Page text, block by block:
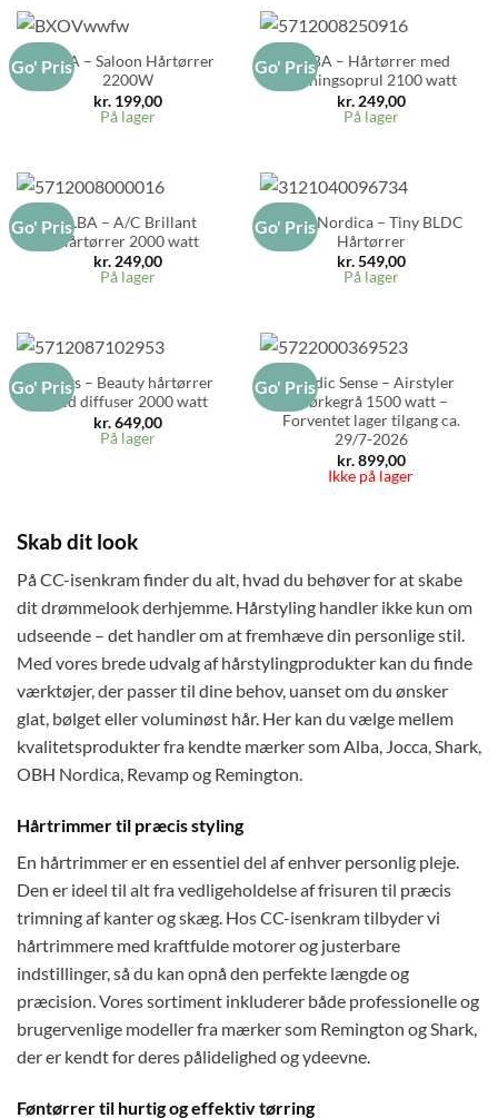
Go' PrisALBA – Saloon Hårtørrer
2200W
kr.199,00
På lager
Go' PrisALBA – Hårtørrer med
Ledningsoprul 2100 watt
kr.249,00
På lager
Go' PrisALBA – A/C Brillant
Hårtørrer 2000 watt
kr.249,00
På lager
Go' Pris
OBH Nordica – Tiny BLDC
Hårtørrer
kr.549,00
På lager
Go' PrisHâws – Beauty hårtørrer
med diffuser 2000 watt
kr.649,00
På lager
Go' PrisNordic Sense – Airstyler
Mørkegrå 1500 watt –
Forventet lager tilgang ca.
29/7-2026
kr.899,00
Ikke på lager
Skab dit look
På CC-isenkram finder du alt, hvad du behøver for at skabe
dit drømmelook derhjemme. Hårstyling handler ikke kun om
udseende – det handler om at fremhæve din personlige stil.
Med vores brede udvalg af hårstylingprodukter kan du finde
værktøjer, der passer til dine behov, uanset om du ønsker
glat, bølget eller voluminøst hår. Her kan du vælge mellem
kvalitetsprodukter fra kendte mærker som Alba, Jocca, Shark,
OBH Nordica, Revamp og Remington.
Hårtrimmer til præcis styling
En hårtrimmer er en essentiel del af enhver personlig pleje.
Den er ideel til alt fra vedligeholdelse af frisuren til præcis
trimning af kanter og skæg. Hos CC-isenkram tilbyder vi
hårtrimmere med kraftfulde motorer og justerbare
indstillinger, så du kan opnå den perfekte længde og
præcision. Vores sortiment inkluderer både professionelle og
brugervenlige modeller fra mærker som Remington og Shark,
der er kendt for deres pålidelighed og ydeevne.
Føntørrer til hurtig og effektiv tørring